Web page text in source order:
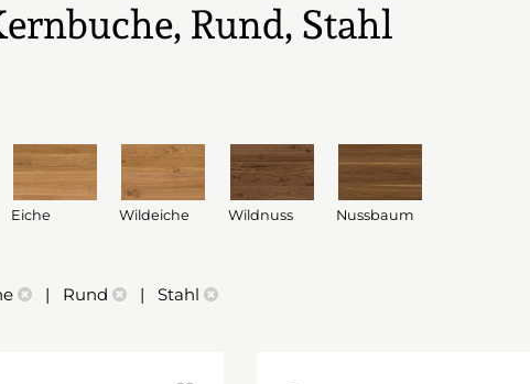
Rund, Stahl
Eiche Wildeiche Wildnuss Nussbaum
| Rund | Stahl